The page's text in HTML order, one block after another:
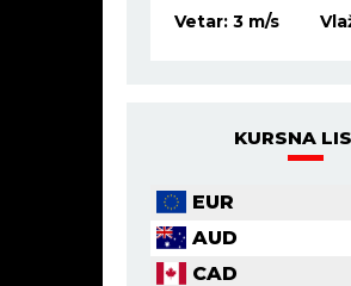
Vetar: 3 m/s
KURSNA
EUR
AUD
CAD